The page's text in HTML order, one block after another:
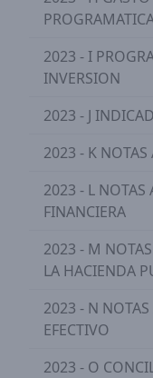
2023 - I
INVERSION
2023 - J
2023 - K NOTAS
2023 - L NOTAS
FINANCIERA
2023 - M
LA HACIENDA
2023 - N NOTAS
EFECTIVO
2023 - O